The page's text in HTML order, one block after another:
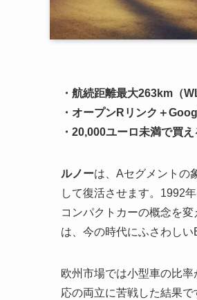
・航続距離最大263km（
・オープンRリンク＋
・20,000ユーロ未満で買
ルノーは、Aセグメントの
して復活させます。1992
コンパクトカーの概念を
は、今の時代にふさわし
欧州市場では小型車の比
応の両立に苦戦した結果